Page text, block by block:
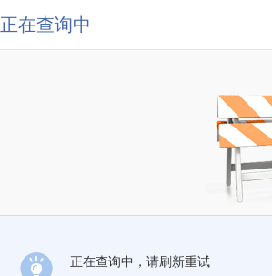
正在查询中
正在查询中，请刷新重试